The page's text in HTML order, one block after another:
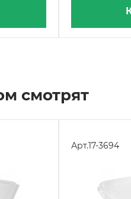
смотрят
Арт.17-3694